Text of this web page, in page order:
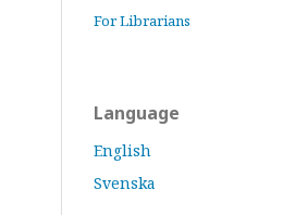
For Librarians
Language
English
Svenska